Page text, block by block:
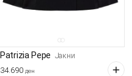
Patrizia Pepe Јакни
34.690 ден